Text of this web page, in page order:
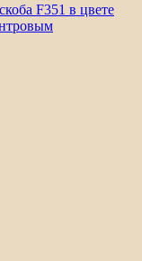
F351 в цвете